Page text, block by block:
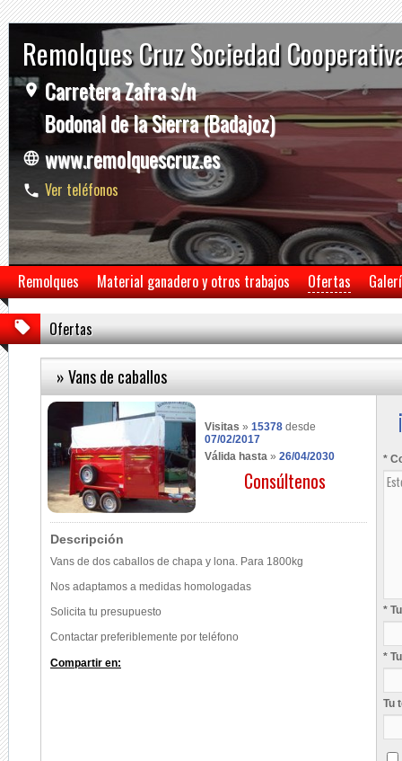
Remolques Cruz Sociedad
Carretera Zafra s/n
Bodonal de la Sierra (Badajoz)
www.remolquescruz.es
Ver teléfonos
Remolques Material ganadero y otros trabajos Ofertas
Ofertas
» Vans de caballos
Visitas » 15378 desde
07/02/2017
Válida hasta » 26/04/2030
Consúltenos
Descripción
Vans de dos caballos de chapa y lona. Para 1800kg
Nos adaptamos a medidas homologadas
Solicita tu presupuesto
Contactar preferiblemente por teléfono
Compartir en:
*
*
*
Tu